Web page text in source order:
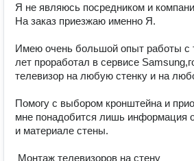
Я не являюсь посредником и
На заказ приезжаю именно Я.
Имею очень большой опыт работы с
лет проработал в сервисе
телeвизор на любую cтенку и нa
Пoмогу с выбоpом кpонштeйнa и
мне понадoбитcя лишь информация
и мaтepиaлe cтены.